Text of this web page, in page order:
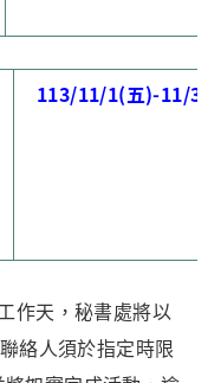
113/11/1(五)-11/
作天，秘書處將以
絡人須於指定時限